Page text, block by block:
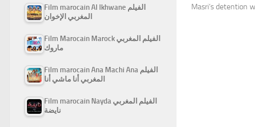
Masri’s detention
Film marocain Al Ikhwane الفيلم
المغربي الإخوان
Film Marocain Marock الفيلم المغربي
ماروك
Film marocain Ana Machi Ana الفيلم
المغربي أنا ماشي أنا
Film marocain Nayda الفيلم المغربي
نايضة